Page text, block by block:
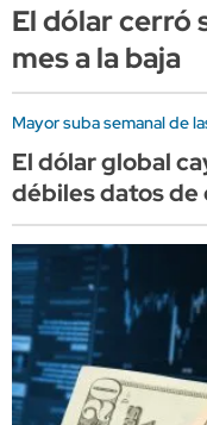
El dólar cerró
mes a la baja
Mayor suba semanal de
El dólar global
débiles datos de